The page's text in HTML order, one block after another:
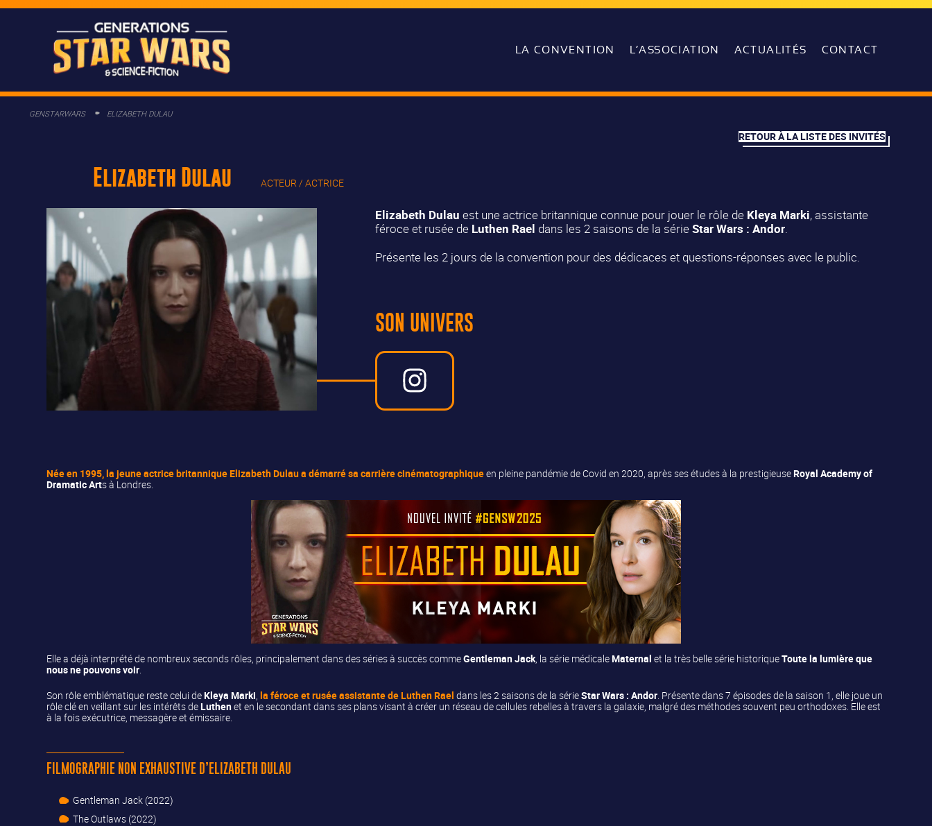
LA CONVENTION L’ASSOCIATION ACTUALITÉS CONTACT
GENSTARWARS ELIZABETH DULAU
Elizabeth Dulau ACTEUR / ACTRICE
RETOUR À LA LISTE DES INVITÉS
Elizabeth Dulau est une actrice britannique connue pour jouer le rôle de Kleya Marki, assistante
féroce et rusée de Luthen Rael dans les 2 saisons de la sérieStar Wars : Andor.
Présente les 2 jours de la convention pour des dédicaces et questions-réponses avec le public.
SON UNIVERS
Née en 1995, la jeune actrice britanniqueElizabeth Dulaua démarré sacarrière cinématographiqueen pleine pandémie de Covid en 2020, après ses études à la prestigieuseRoyal Academy of
Dramatic Arts à Londres.
Elle a déjà interprété de nombreux seconds rôles, principalement dans des séries à succès commeGentleman Jack, la série médicaleMaternalet la très belle série historiqueToute la lumière que
nous ne pouvons voir.
Son rôle emblématique reste celui deKleya Marki ,la féroce et rusée assistante deLuthen Rael dans les 2 saisons de la sérieStar Wars : Andor . Présente dans 7 épisodes de la saison 1, elle joue un
rôle clé en veillant sur les intérêts deLuthenet en le secondant dans ses plans visant à créer un réseau de cellules rebelles à travers la galaxie, malgré des méthodes souvent peu orthodoxes. Elle est
à la fois exécutrice, messagère et émissaire.
FILMOGRAPHIE NON EXHAUSTIVE D’ELIZABETH DULAU
Gentleman Jack (2022)
The Outlaws (2022)